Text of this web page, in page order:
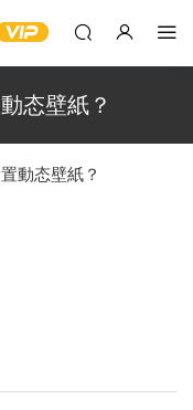
态壁紙？
動态壁紙？